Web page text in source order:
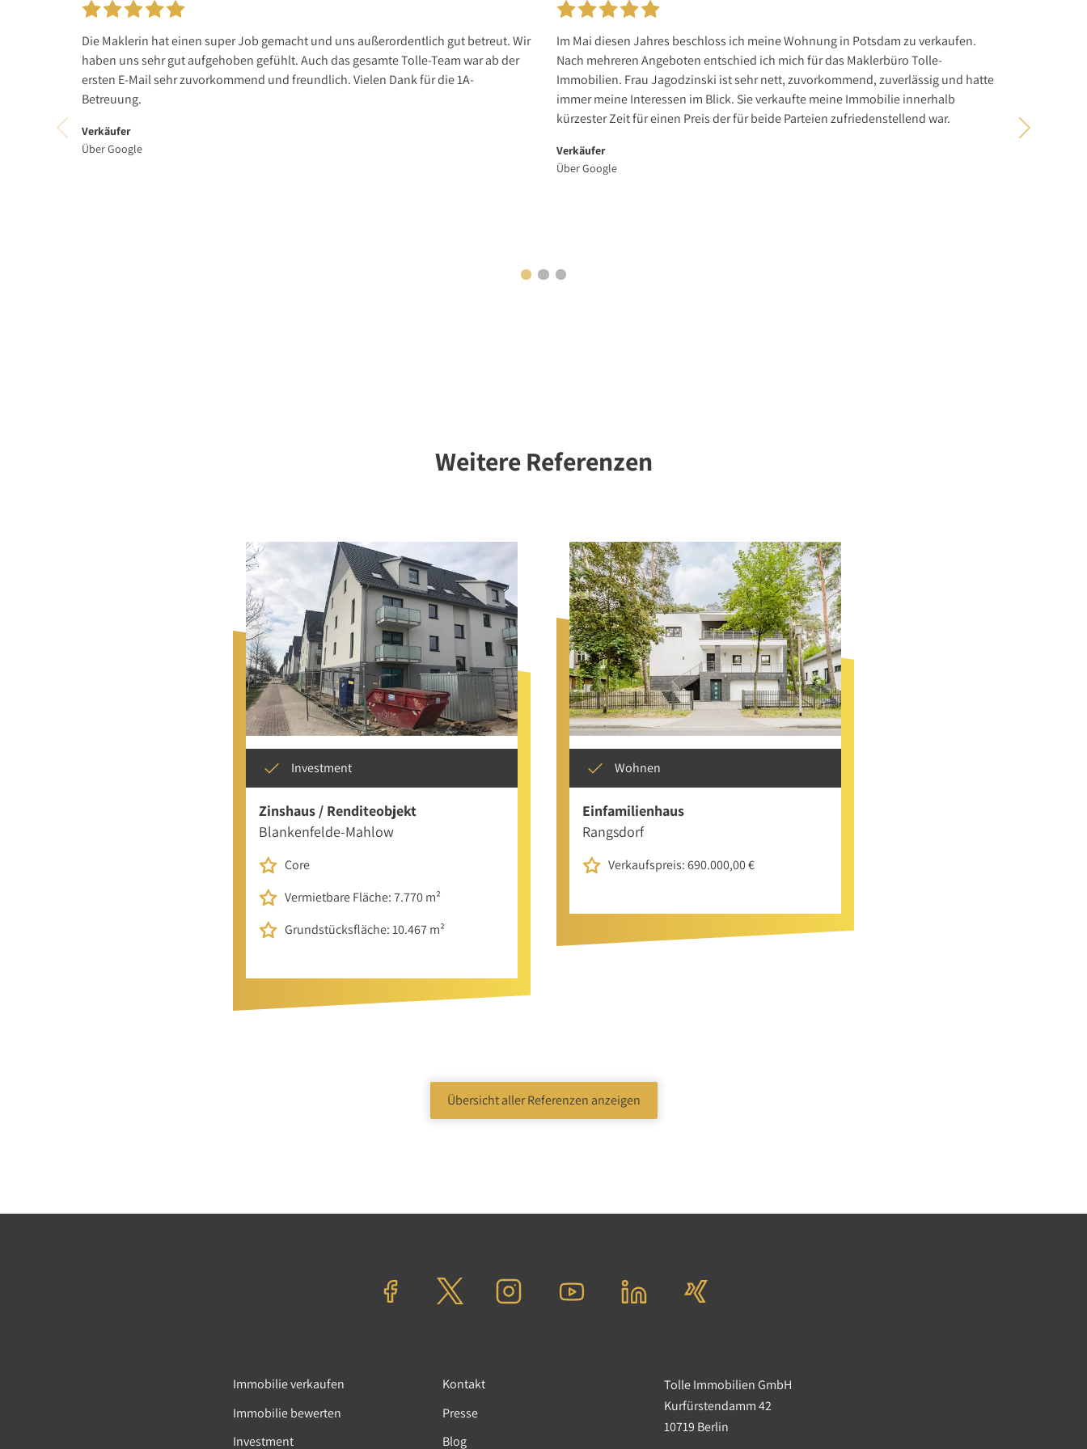
Die Maklerin hat einen super Job gemacht und uns außerordentlich gut betreut. Wir
haben uns sehr gut aufgehoben gefühlt. Auch das gesamte Tolle-Team war ab der
ersten E-Mail sehr zuvorkommend und freundlich. Vielen Dank für die 1A-
Betreuung.
Verkäufer
Über Google
Im Mai diesen Jahres beschloss ich meine Wohnung in Potsdam zu verkaufen.
Nach mehreren Angeboten entschied ich mich für das Maklerbüro Tolle-
Immobilien. Frau Jagodzinski ist sehr nett, zuvorkommend, zuverlässig und hatte
immer meine Interessen im Blick. Sie verkaufte meine Immobilie innerhalb
kürzester Zeit für einen Preis der für beide Parteien zufriedenstellend war.
Verkäufer
Über Google
Weitere Referenzen
Investment
Zinshaus / Renditeobjekt
Blankenfelde-Mahlow
Core
Vermietbare Fläche: 7.770 m²
Grundstücksfläche: 10.467 m²
Wohnen
Einfamilienhaus
Rangsdorf
Verkaufspreis: 690.000,00 €
Übersicht aller Referenzen anzeigen
Immobilie verkaufen
Immobilie bewerten
Investment
Kontakt
Presse
Blog
Tolle Immobilien GmbH
Kurfürstendamm 42
10719 Berlin